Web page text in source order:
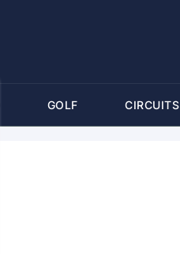
GOLF CIRCUITS